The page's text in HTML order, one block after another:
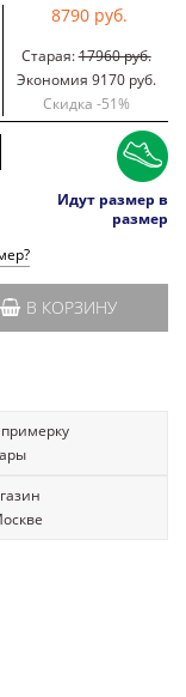
8790 руб.
Старая:17960 руб.
Экономия 9170 руб.
Скидка -51%
Идут размер в
размер
В КОРЗИНУ